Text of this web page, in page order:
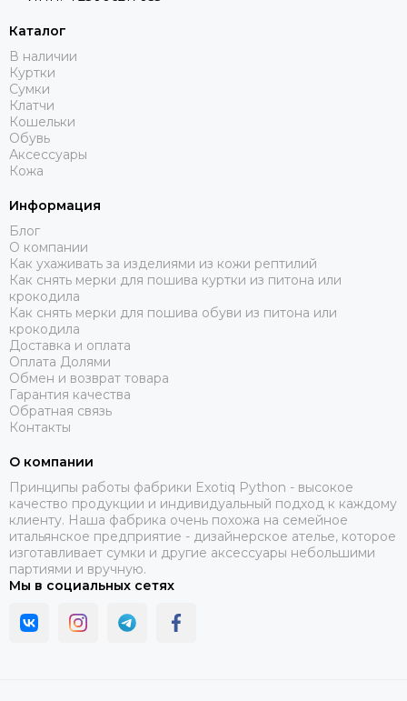
Каталог
В наличии
Куртки
Сумки
Клатчи
Кошельки
Обувь
Аксессуары
Кожа
Информация
Блог
О компании
Как ухаживать за изделиями из кожи рептилий
Как снять мерки для пошива куртки из питона или
крокодила
Как снять мерки для пошива обуви из питона или
крокодила
Доставка и оплата
Оплата Долями
Обмен и возврат товара
Гарантия качества
Обратная связь
Контакты
О компании
Принципы работы фабрики Exotiq Python - высокое
качество продукции и индивидуальный подход к каждому
клиенту. Наша фабрика очень похожа на семейное
итальянское предприятие - дизайнерское ателье, которое
изготавливает сумки и другие аксессуары небольшими
партиями и вручную.
Мы в социальных сетях